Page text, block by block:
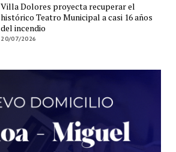
Villa Dolores proyecta recuperar el
histórico Teatro Municipal a casi 16 años
del incendio
20/07/2026